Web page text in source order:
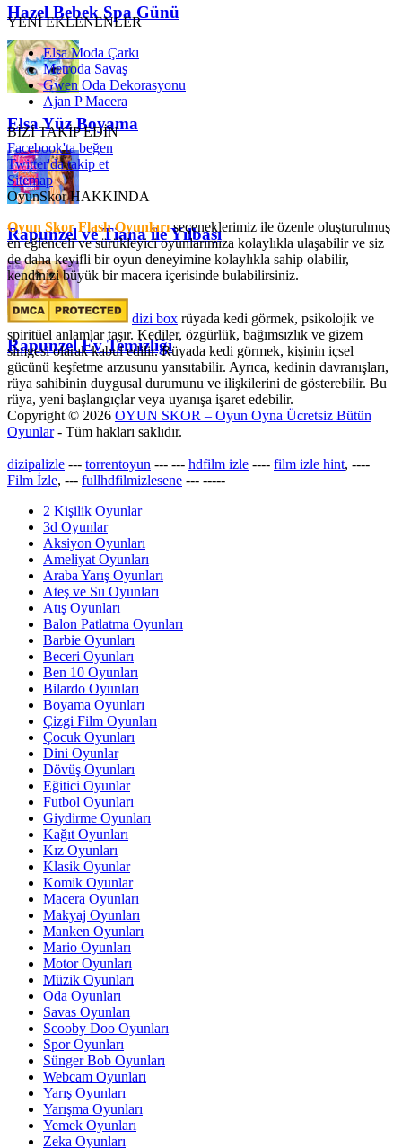
Hazel Bebek Spa Günü
Elsa Yüz Boyama
Rapunzel ve Tiana ile Yılbaşı
Rapunzel Ev Temizliği
YENİ EKLENENLER
Elsa Moda Çarkı
Metroda Savaş
Gwen Oda Dekorasyonu
Ajan P Macera
BİZİ TAKİP EDİN
Facebook'ta beğen
Twitter'da takip et
Sitemap
OyunSkor HAKKINDA
Oyun Skor Flash Oyunlarıseçeneklerimiz ile özenle oluşturulmuş
en eğlenceli ve sürükleyici oyunlarımıza kolaylıkla ulaşabilir ve siz
de daha keyifli bir oyun deneyimine kolaylıkla sahip olabilir,
kendinizi büyük bir macera içerisinde bulabilirsiniz.
dizi box rüyada kedi görmek​, psikolojik ve
spiritüel anlamlar taşır. Kediler, özgürlük, bağımsızlık ve gizem
simgesi olarak kabul edilir. Rüyada kedi görmek, kişinin içsel
gücünü keşfetme arzusunu yansıtabilir. Ayrıca, kedinin davranışları,
rüya sahibinin duygusal durumunu ve ilişkilerini de gösterebilir. Bu
rüya, yeni başlangıçlar veya uyanışa işaret edebilir.
Copyright © 2026 OYUN SKOR – Oyun Oyna Ücretsiz Bütün
Oyunlar- Tüm hakları saklıdır.
dizipalizle --- torrentoyun --- --- hdfilm izle ---- film izle hint, ----
Film İzle, --- fullhdfilmizlesene --- -----
2 Kişilik Oyunlar
3d Oyunlar
Aksiyon Oyunları
Ameliyat Oyunları
Araba Yarış Oyunları
Ateş ve Su Oyunları
Atış Oyunları
Balon Patlatma Oyunları
Barbie Oyunları
Beceri Oyunları
Ben 10 Oyunları
Bilardo Oyunları
Boyama Oyunları
Çizgi Film Oyunları
Çocuk Oyunları
Dini Oyunlar
Dövüş Oyunları
Eğitici Oyunlar
Futbol Oyunları
Giydirme Oyunları
Kağıt Oyunları
Kız Oyunları
Klasik Oyunlar
Komik Oyunlar
Macera Oyunları
Makyaj Oyunları
Manken Oyunları
Mario Oyunları
Motor Oyunları
Müzik Oyunları
Oda Oyunları
Savas Oyunları
Scooby Doo Oyunları
Spor Oyunları
Sünger Bob Oyunları
Webcam Oyunları
Yarış Oyunları
Yarışma Oyunları
Yemek Oyunları
Zeka Oyunları